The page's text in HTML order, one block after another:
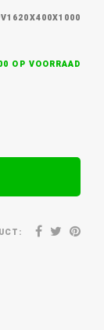
OP VOORRAAD